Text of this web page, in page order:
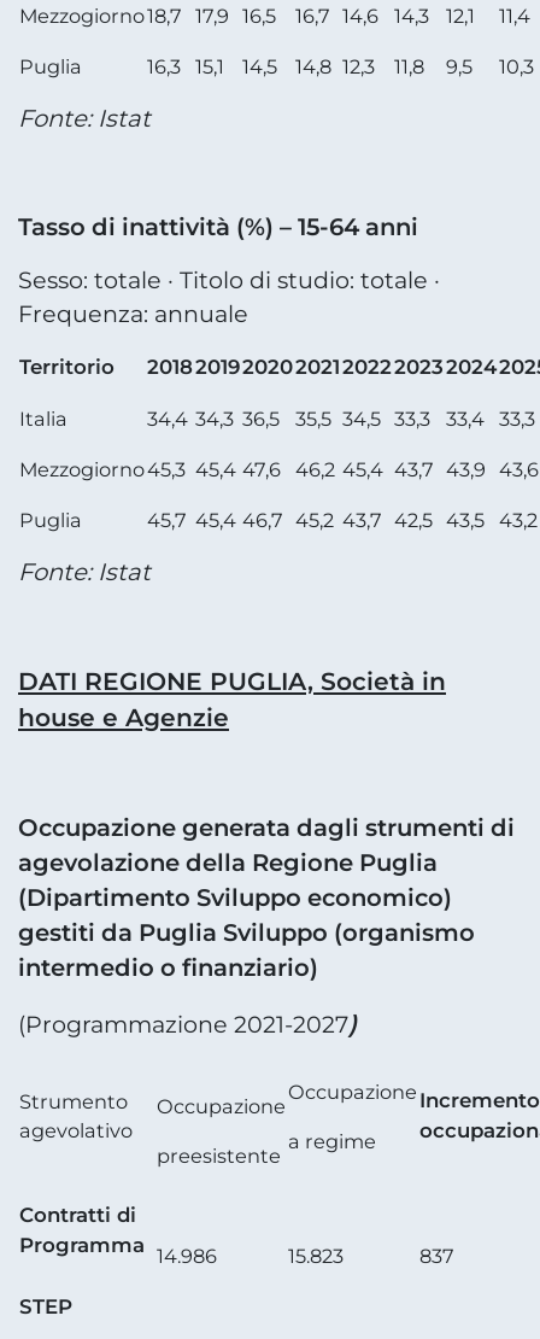
Mezzogiorno18,7 17,9 16,5 16,7 14,6 14,3 12,1 11,4
Puglia 16,3 15,1 14,5 14,8 12,3 11,8 9,5 10,3
Fonte: Istat
Tasso di inattività (%) – 15-64 anni
Sesso: totale · Titolo di studio: totale ·
Frequenza: annuale
Territorio 2018201920202021202220232024
Italia 34,4 34,3 36,5 35,5 34,5 33,3 33,4 33,3
Mezzogiorno45,3 45,4 47,6 46,2 45,4 43,7 43,9 43,6
Puglia 45,7 45,4 46,7 45,2 43,7 42,5 43,5 43,2
Fonte: Istat
DATI REGIONE PUGLIA, Società in
house e Agenzie
Occupazione generata dagli strumenti di
agevolazione della Regione Puglia
(Dipartimento Sviluppo economico)
gestiti da Puglia Sviluppo (organismo
intermedio o finanziario)
(Programmazione 2021-2027)
Strumento
agevolativo
Occupazione
preesistente
Occupazione
a regime
Incremento
Contratti di
Programma 14.986 15.823 837
STEP